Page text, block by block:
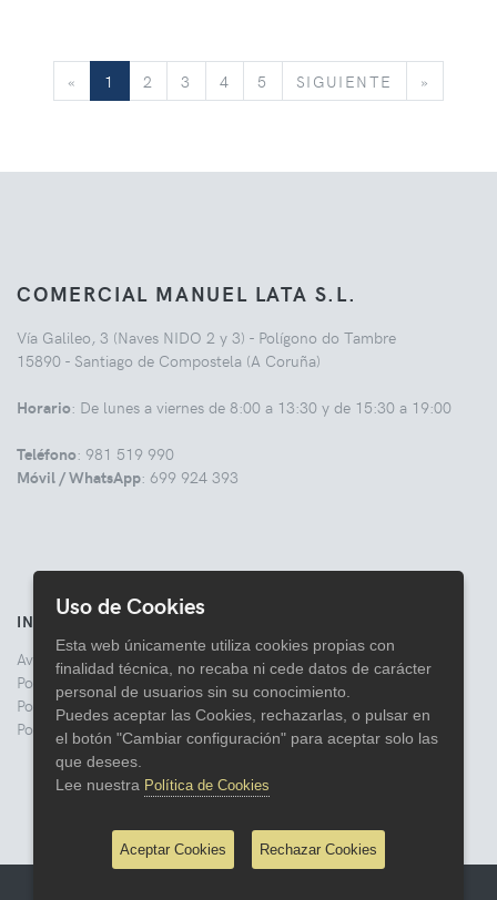
« 1 2 3 4 5 SIGUIENTE SIGUIENTE
»
COMERCIAL MANUEL LATA S.L.
Vía Galileo, 3 (Naves NIDO 2 y 3) - Polígono do Tambre
15890 - Santiago de Compostela (A Coruña)
Horario: De lunes a viernes de 8:00 a 13:30 y de 15:30 a 19:00
Teléfono: 981 519 990
Móvil / WhatsApp: 699 924 393
INFORMACIÓN
Aviso legal
Politica de Privacidad
Política de Cookies
Política de Devoluciones
Uso de Cookies
Esta web únicamente utiliza cookies propias con
finalidad técnica, no recaba ni cede datos de carácter
personal de usuarios sin su conocimiento.
Puedes aceptar las Cookies, rechazarlas, o pulsar en
el botón "Cambiar configuración" para aceptar solo las
que desees.
Lee nuestra Política de Cookies
Aceptar Cookies Rechazar Cookies